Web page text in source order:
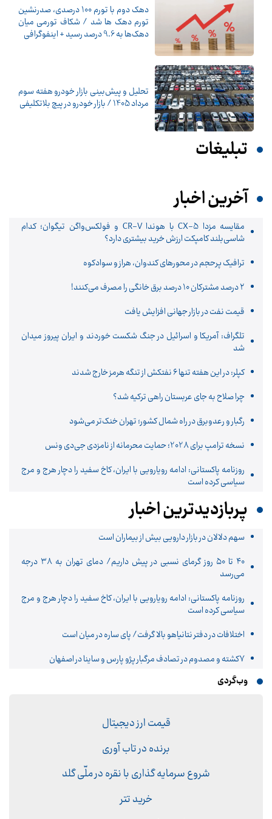
دهک دوم با تورم 100 درصدی، صدرنشین
تورم دهک ها شد / شکاف تورمی میان
دهک‌ها به 9.6 درصد رسید + اینفوگرافی
تحلیل و پیش‌بینی بازار خودرو هفته سوم
مرداد 1405 / بازار خودرو در پیچ بلاتکلیفی
تبلیغات
آخرین اخبار
مقایسه مزدا CX-5 با هوندا CR-V و فولکس‌واگن تیگوان؛ کدام
شاسی‌بلند کامپکت ارزش خرید بیشتری دارد؟
ترافیک پرحجم در محورهای کندوان، هراز و سوادکوه
۲ درصد مشترکان ۱۰ درصد برق خانگی را مصرف می‌کنند!
قیمت نفت در بازار جهانی افزایش یافت
تلگراف: آمریکا و اسرائیل در جنگ شکست خوردند و ایران پیروز میدان
شد
کپلر: در این هفته تنها ۶ نفتکش از تنگه هرمز خارج شدند
چرا صلاح به جای عربستان راهی ترکیه شد؟
رگبار و رعدوبرق در راه شمال کشور؛ تهران خنک‌تر می‌شود
نسخه ترامپ برای 2028؛ حمایت محرمانه از نامزدی جی‌دی ونس
روزنامه پاکستانی: ادامه رویارویی با ایران، کاخ سفید را دچار هرج و مرج
سیاسی کرده است
پربازدیدترین اخبار
سهم دلالان در بازار دارویی بیش از بیماران است
۴۰ تا ۵۰ روز گرمای نسبی در پیش داریم/ دمای تهران به ۳۸ درجه
می‌رسد
روزنامه پاکستانی: ادامه رویارویی با ایران، کاخ سفید را دچار هرج و مرج
سیاسی کرده است
اختلافات در دفتر نتانیاهو بالا گرفت/ پای ساره در میان است
۷کشته و مصدوم در تصادف مرگبار پژو پارس و ساینا در اصفهان
وب‌گردی
قیمت ارز دیجیتال
برنده در تاب آوری
شروع سرمایه گذاری با نقره در ملّی گلد
خرید تتر